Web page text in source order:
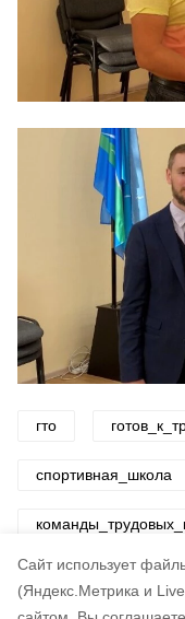
Cайт использует
(Яндекс.Метрика и
гто
спортивная_школа
Авторы: ADMIN admin